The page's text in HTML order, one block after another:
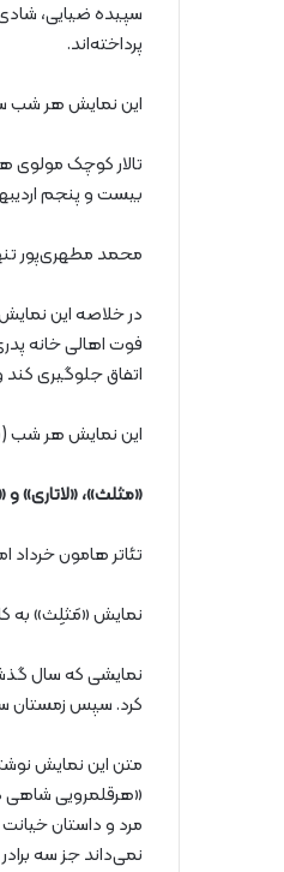
سپیده ضیایی،
پرداخته‌اند.
این نمایش هر شب ساعت ۲۰ و سی و به مدت ۷۵ دقیقه
تالار کوچک مولوی
بیست و پنجم
محمد مطهری‌پور تنها
در خلاصه این
فوت اهالی خانه‌
اتفاق جلوگیری کند
این نمایش هر شب (به جز
«مثلث»، «لاتاری»
تئاتر هامون خرداد امسال
نمایش «مَثلِث» به کارگردانی قیس
نمایشی که سال
کرد. سپس زمستان
متن این نمایش
«هرقلمرویی شاهی
مرد و داستان
نمی‌داند جز سه